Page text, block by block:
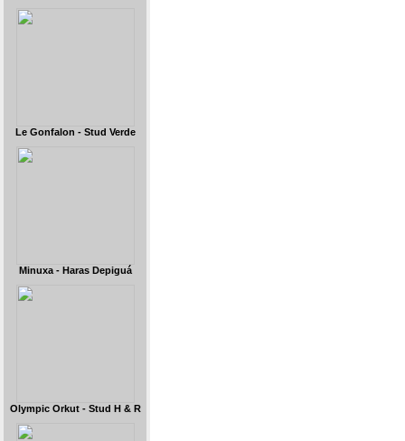
Le Gonfalon - Stud Verde
Minuxa - Haras Depiguá
Olympic Orkut - Stud H & R